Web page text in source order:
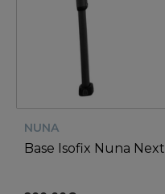
NUNA
Base Isofix Nuna Next